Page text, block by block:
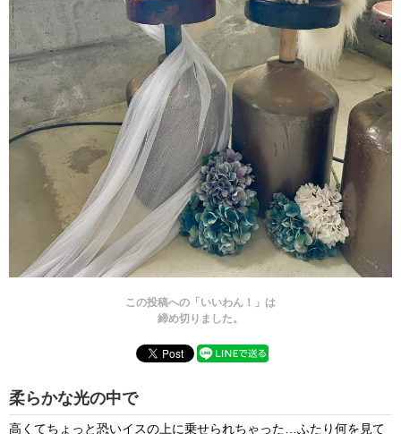
この投稿への「いいわん！」は
締め切りました。
柔らかな光の中で
高くてちょっと恐いイスの上に乗せられちゃった…ふたり何を見て